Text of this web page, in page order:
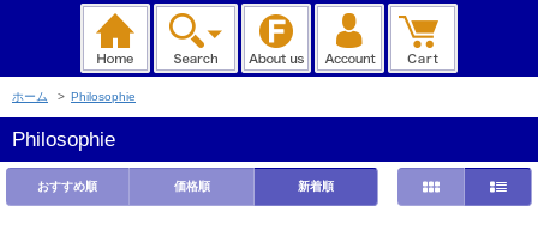
ホーム > Philosophie
Philosophie
おすすめ順 価格順 新着順